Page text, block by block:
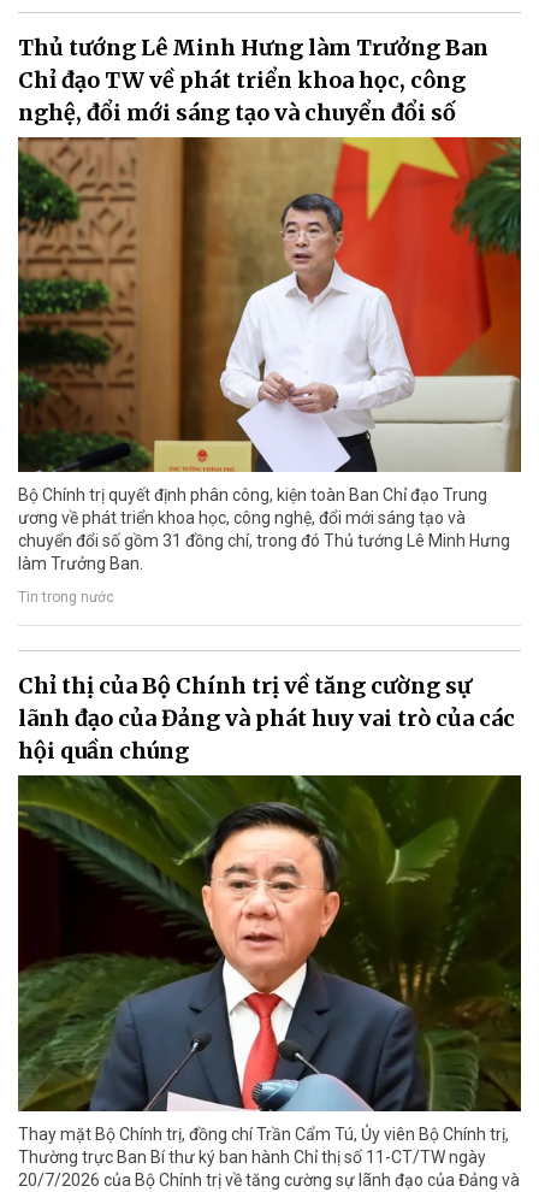
Thủ tướng Lê Minh Hưng làm Trưởng Ban
Chỉ đạo TW về phát triển khoa học, công
nghệ, đổi mới sáng tạo và chuyển đổi số
Bộ Chính trị quyết định phân công, kiện toàn Ban Chỉ đạo Trung
ương về phát triển khoa học, công nghệ, đổi mới sáng tạo và
chuyển đổi số gồm 31 đồng chí, trong đó Thủ tướng Lê Minh Hưng
làm Trưởng Ban.
Tin trong nước
Chỉ thị của Bộ Chính trị về tăng cường sự
lãnh đạo của Đảng và phát huy vai trò của các
hội quần chúng
Thay mặt Bộ Chính trị, đồng chí Trần Cẩm Tú, Ủy viên Bộ Chính trị,
Thường trực Ban Bí thư ký ban hành Chỉ thị số 11-CT/TW ngày
20/7/2026 của Bộ Chính trị về tăng cường sự lãnh đạo của Đảng và